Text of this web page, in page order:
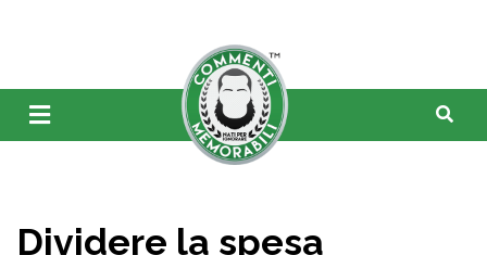
Dividere la spesa